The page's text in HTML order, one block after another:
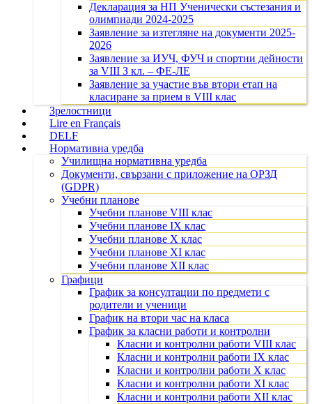
Декларация за НП Ученически състезания и
олимпиади 2024-2025
Заявление за изтегляне на документи 2025-
2026
Заявление за ИУЧ, ФУЧ и спортни дейности
за VIII З кл. – ФЕ-ЛЕ
Заявление за участие във втори етап на
класиране за прием в VIII клас
Зрелостници
Lire en Français
DELF
Нормативна уредба
Училищна нормативна уредба
Документи, свързани с приложение на ОРЗД
(GDPR)
Учебни планове
Учебни планове VIII клас
Учебни планове IX клас
Учебни планове X клас
Учебни планове XI клас
Учебни планове XII клас
Графици
График за консултации по предмети с
родители и ученици
График на втори час на класа
График за класни работи и контролни
Класни и контролни работи VIII клас
Класни и контролни работи IX клас
Класни и контролни работи X клас
Класни и контролни работи XI клас
Класни и контролни работи XII клас